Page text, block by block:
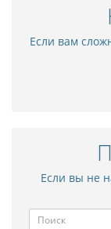
Если вам
Если вы не